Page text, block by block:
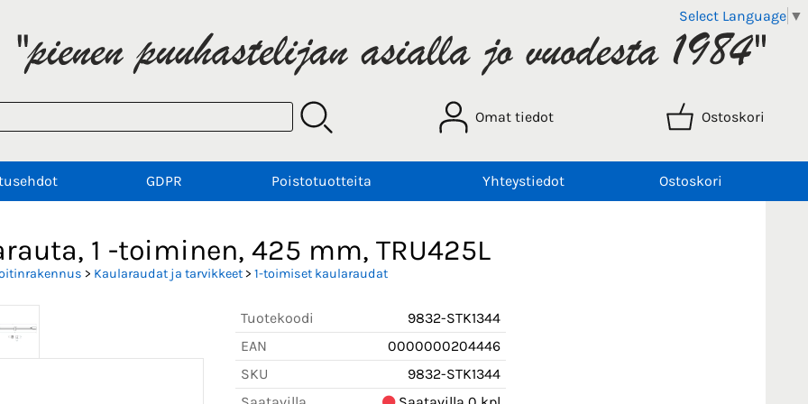
Select Language ▼
Omat tiedot Ostoskori
GDPR Poistotuotteita Yhteystiedot Ostoskori
1 -toiminen, 425 mm, TRU425L
> Kaularaudat ja tarvikkeet> 1-toimiset kaularaudat
Tuotekoodi
9832-STK1344
EAN
0000000204446
SKU
9832-STK1344